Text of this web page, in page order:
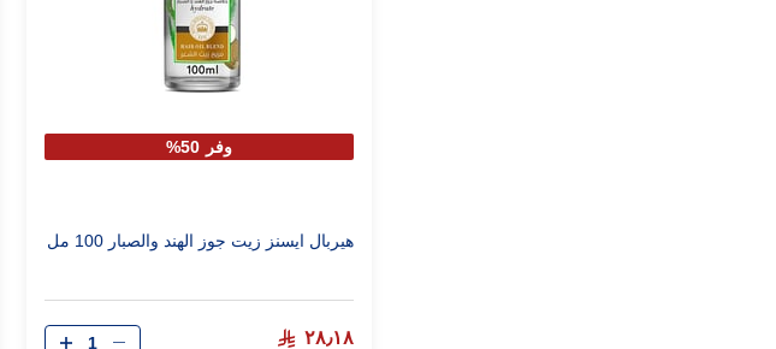
وفر 50%
هيربال ايسنز زيت جوز الهند والصبار 100 مل
٢٨٫١٨ الكمية